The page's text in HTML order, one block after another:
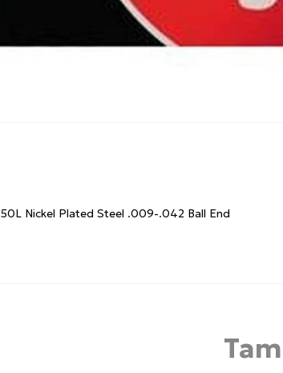
Nickel Plated Steel .009-.042 Ball End